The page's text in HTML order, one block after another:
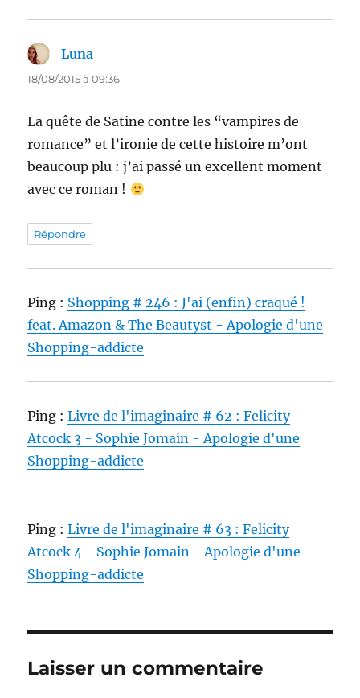
Luna
18/08/2015 à 09:36
La quête de Satine contre les “vampires de
romance” et l’ironie de cette histoire m’ont
beaucoup plu : j’ai passé un excellent moment
avec ce roman !
Répondre
Ping : Shopping # 246 : J'ai (enfin) craqué !
feat. Amazon & The Beautyst - Apologie d'une
Shopping-addicte
Ping :Livre de l'imaginaire # 62 : Felicity
Atcock 3 - Sophie Jomain - Apologie d'une
Shopping-addicte
Ping :Livre de l'imaginaire # 63 : Felicity
Atcock 4 - Sophie Jomain - Apologie d'une
Shopping-addicte
Laisser un commentaire